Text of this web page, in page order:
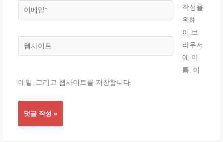
메
사
트
작성을
위해
이 브
라우저
에 이
름, 이
메일, 그리고 웹사이트를 저장합니다.